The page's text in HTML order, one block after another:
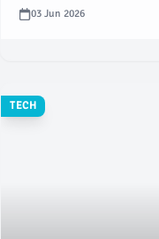
03 Jun 2026
TECH